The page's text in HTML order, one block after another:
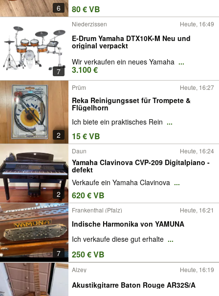
6 80 € VB
7
Niederzissen Heute, 16:49
E-Drum Yamaha DTX10K-M Neu und
original verpackt
Wir verkaufen ein neues Yamaha ...
3.100 €
2
Prüm Heute, 16:27
Reka Reinigungsset für Trompete &
Flügelhorn
Ich biete ein praktisches Rein ...
15 € VB
2
Daun Heute, 16:24
Yamaha Clavinova CVP-209 Digitalpiano -
defekt
Verkaufe ein Yamaha Clavinova ...
620 € VB
7
Frankenthal (Pfalz) Heute, 16:21
Indische Harmonika von YAMUNA
Ich verkaufe diese gut erhalte ...
250 € VB
Alzey Heute, 16:19
Akustikgitarre Baton Rouge AR32S/A